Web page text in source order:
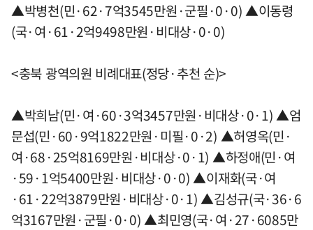
▲박병천(민·62·7억3545만원·군필·0·0) ▲이동령
(국·여·61·2억9498만원·비대상·0·0)
<충북 광역의원 비례대표(정당·추천 순)>
▲박희남(민·여·60·3억3457만원·비대상·0·1) ▲엄
문섭(민·60·9억1822만원·미필·0·2) ▲허영옥(민·
여·68·25억8169만원·비대상·0·1) ▲하정애(민·여
·59·1억5400만원·비대상·0·0) ▲이재화(국·여
·61·22억3879만원·비대상·0·1) ▲김성규(국·36·6
억3167만원·군필·0·0) ▲최민영(국·여·27·6085만